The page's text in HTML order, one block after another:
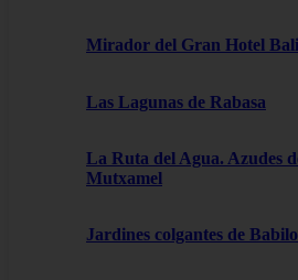
Mirador del Gran Hotel
Las Lagunas de Rabasa
La Ruta del Agua. Azudes
Mutxamel
Jardines colgantes de